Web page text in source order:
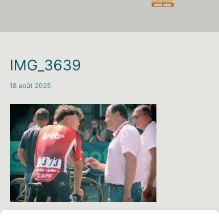
IMG_3639
18 août 2025